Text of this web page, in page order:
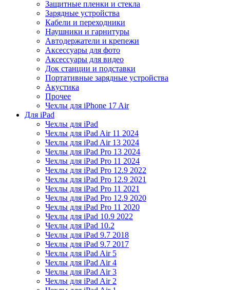
Защитные пленки и стекла
Зарядные устройства
Кабели и переходники
Наушники и гарнитуры
Автодержатели и крепежи
Аксессуары для фото
Аксессуары для видео
Док станции и подставки
Портативные зарядные устройства
Акустика
Прочее
Чехлы для iPhone 17 Air
Для iPad
Чехлы для iPad
Чехлы для iPad Air 11 2024
Чехлы для iPad Air 13 2024
Чехлы для iPad Pro 13 2024
Чехлы для iPad Pro 11 2024
Чехлы для iPad Pro 12.9 2022
Чехлы для iPad Pro 12.9 2021
Чехлы для iPad Pro 11 2021
Чехлы для iPad Pro 12.9 2020
Чехлы для iPad Pro 11 2020
Чехлы для iPad 10.9 2022
Чехлы для iPad 10.2
Чехлы для iPad 9.7 2018
Чехлы для iPad 9.7 2017
Чехлы для iPad Air 5
Чехлы для iPad Air 4
Чехлы для iPad Air 3
Чехлы для iPad Air 2